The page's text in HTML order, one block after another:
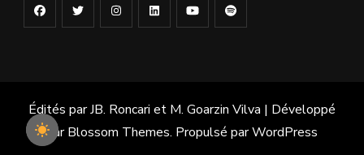
Édités par JB. Roncari et M. Goarzin Vilva | Développé
parBlossom Themes. Propulsé parWordPress